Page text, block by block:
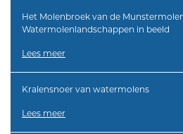
Het Molenbroek van de
Watermolenlandschappen in beeld
Lees meer
Kralensnoer van watermolens
Lees meer